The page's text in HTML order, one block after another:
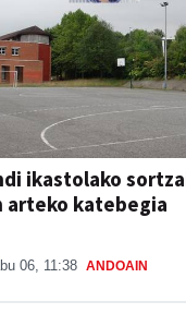
ikastolako
arteko katebegia
06, 11:38 ANDOAIN